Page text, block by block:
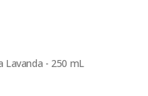
Lavanda - 250 mL